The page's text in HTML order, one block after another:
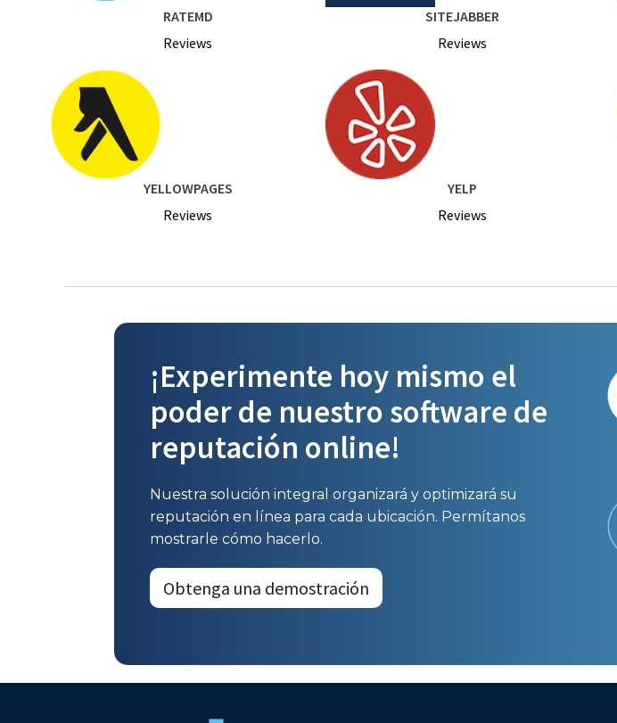
RATEMD
Reviews
SITEJABBER
Reviews
YELLOWPAGES
Reviews
YELP
Reviews
¡Experimente hoy mismo el
poder de nuestro software de
reputación online!
Nuestra solución integral organizará y optimizará su
reputación en línea para cada ubicación. Permítanos
mostrarle cómo hacerlo.
Obtenga una demostración